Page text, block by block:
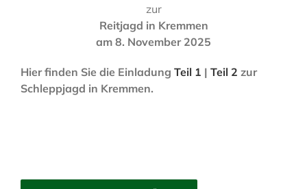
zur
Reitjagd in Kremmen
am 8. November 2025
Hier finden Sie die Einladung Teil 1 | Teil 2 zur
Schleppjagd in Kremmen.